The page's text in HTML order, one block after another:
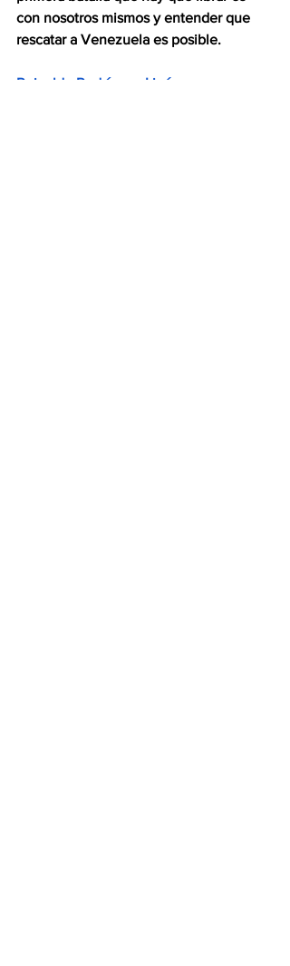
con nosotros mismos y entender que
rescatar a Venezuela es posible.
Reinaldo Rodríguez Linárez